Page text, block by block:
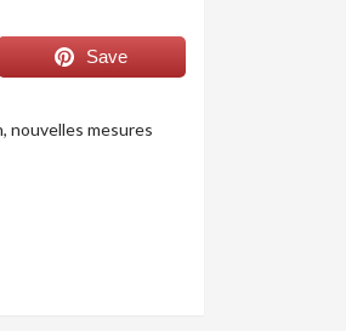
Save
, nouvelles mesures